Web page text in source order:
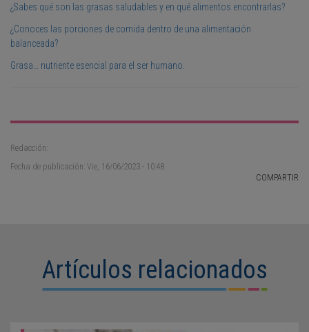
¿Sabes qué son las grasas saludables y en qué alimentos encontrarlas?
¿Conoces las porciones de comida dentro de una alimentación
balanceada?
Grasa… nutriente esencial para el ser humano.
Redacción:
Fecha de publicación: Vie, 16/06/2023 - 10:48
COMPARTIR
Artículos relacionados